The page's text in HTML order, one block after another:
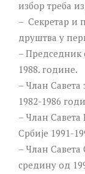
избор треба
– Секретар и
друштва у
– Председник
1988. године.
– Члан Савета
1982-1986
– Члан
Србије 1991-
– Члан Савета
средину од